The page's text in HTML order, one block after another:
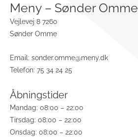
Meny – Sønder Omme
Vejlevej 8 7260
Sønder Omme
Email: sonder.omme@meny.dk
Telefon: 75 34 24 25
Åbningstider
Mandag: 08:00 – 22:00
Tirsdag: 08:00 – 22:00
Onsdag: 08:00 – 22:00